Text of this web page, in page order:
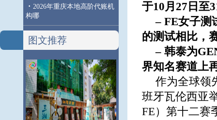
· 2026年重庆本地高阶代账机
构哪
图文推荐
于10月27日至
– FE女子测
的测试相比，
– 韩泰为
界知名赛道上
作为全球领
班牙瓦伦西亚
FE）第十二赛